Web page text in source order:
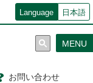
Language 日本語
お問い合わせ
MENU